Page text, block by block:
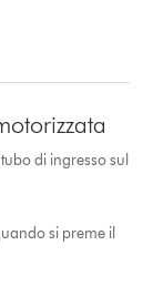
di ingresso sul
si preme il